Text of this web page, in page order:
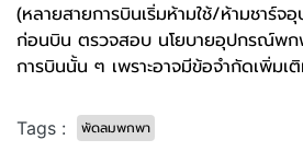
(หลายสายการบินเริ่มห้ามใช้/ห้ามชาร์
ก่อนบิน ตรวจสอบ นโยบายอุปกรณ์พก
การบินนั้น ๆ เพราะอาจมีข้อจำกัดเพิ่มเ
Tags : พัดลมพกพา